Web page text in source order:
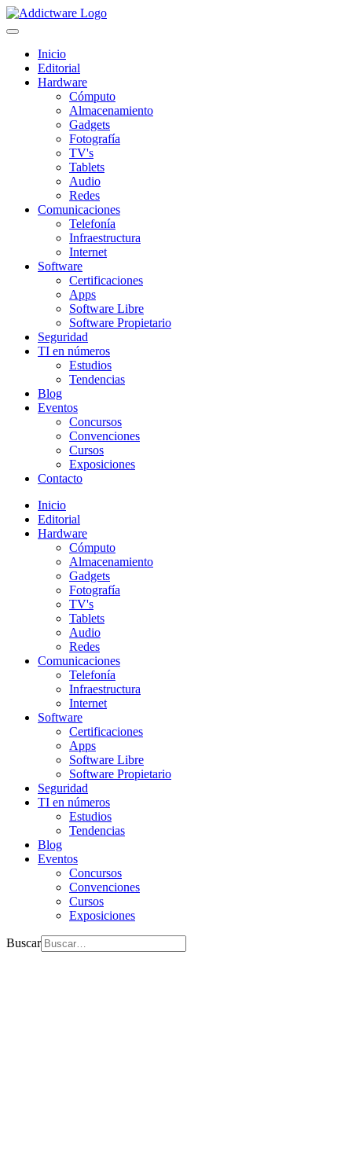
Inicio
Editorial
Hardware
Cómputo
Almacenamiento
Gadgets
Fotografía
TV's
Tablets
Audio
Redes
Comunicaciones
Telefonía
Infraestructura
Internet
Software
Certificaciones
Apps
Software Libre
Software Propietario
Seguridad
TI en números
Estudios
Tendencias
Blog
Eventos
Concursos
Convenciones
Cursos
Exposiciones
Contacto
Inicio
Editorial
Hardware
Cómputo
Almacenamiento
Gadgets
Fotografía
TV's
Tablets
Audio
Redes
Comunicaciones
Telefonía
Infraestructura
Internet
Software
Certificaciones
Apps
Software Libre
Software Propietario
Seguridad
TI en números
Estudios
Tendencias
Blog
Eventos
Concursos
Convenciones
Cursos
Exposiciones
Buscar